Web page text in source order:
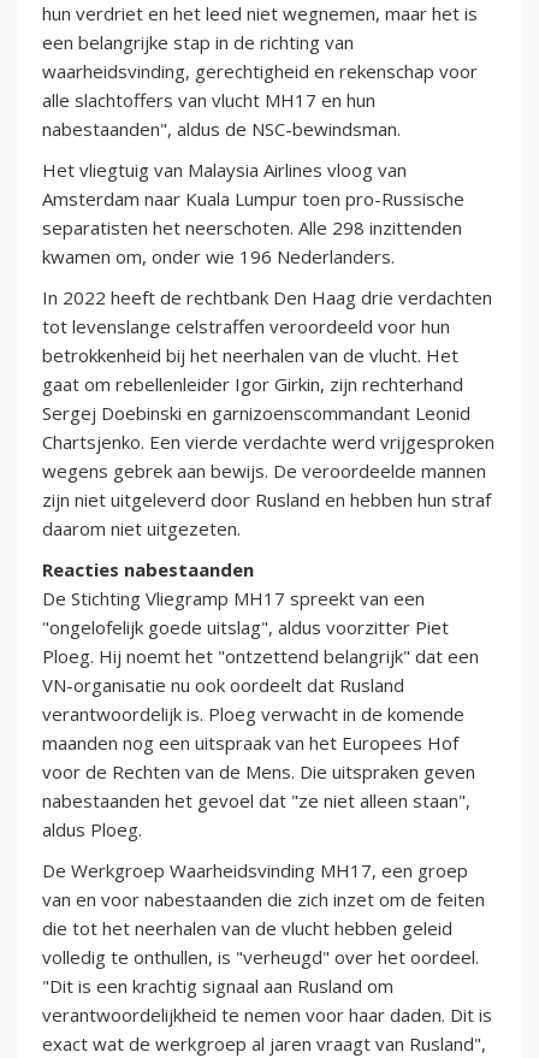
hun verdriet en het leed niet wegnemen, maar het is
een belangrijke stap in de richting van
waarheidsvinding, gerechtigheid en rekenschap voor
alle slachtoffers van vlucht MH17 en hun
nabestaanden", aldus de NSC-bewindsman.
Het vliegtuig van Malaysia Airlines vloog van
Amsterdam naar Kuala Lumpur toen pro-Russische
separatisten het neerschoten. Alle 298 inzittenden
kwamen om, onder wie 196 Nederlanders.
In 2022 heeft de rechtbank Den Haag drie verdachten
tot levenslange celstraffen veroordeeld voor hun
betrokkenheid bij het neerhalen van de vlucht. Het
gaat om rebellenleider Igor Girkin, zijn rechterhand
Sergej Doebinski en garnizoenscommandant Leonid
Chartsjenko. Een vierde verdachte werd vrijgesproken
wegens gebrek aan bewijs. De veroordeelde mannen
zijn niet uitgeleverd door Rusland en hebben hun straf
daarom niet uitgezeten.
Reacties nabestaanden
De Stichting Vliegramp MH17 spreekt van een
"ongelofelijk goede uitslag", aldus voorzitter Piet
Ploeg. Hij noemt het "ontzettend belangrijk" dat een
VN-organisatie nu ook oordeelt dat Rusland
verantwoordelijk is. Ploeg verwacht in de komende
maanden nog een uitspraak van het Europees Hof
voor de Rechten van de Mens. Die uitspraken geven
nabestaanden het gevoel dat "ze niet alleen staan",
aldus Ploeg.
De Werkgroep Waarheidsvinding MH17, een groep
van en voor nabestaanden die zich inzet om de feiten
die tot het neerhalen van de vlucht hebben geleid
volledig te onthullen, is "verheugd" over het oordeel.
"Dit is een krachtig signaal aan Rusland om
verantwoordelijkheid te nemen voor haar daden. Dit is
exact wat de werkgroep al jaren vraagt van Rusland",